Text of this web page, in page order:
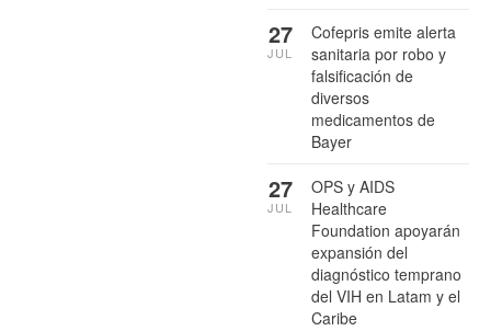
Cofepris emite alerta
sanitaria por robo y
falsificación de
diversos
medicamentos de
Bayer
27
JUL
OPS y AIDS
Healthcare
Foundation apoyarán
expansión del
diagnóstico temprano
del VIH en Latam y el
Caribe
27
JUL